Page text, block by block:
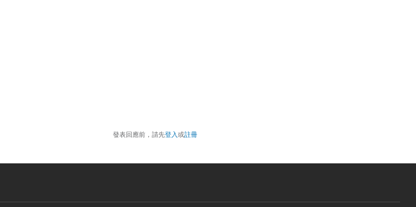
發表回應前，請先登入或註冊